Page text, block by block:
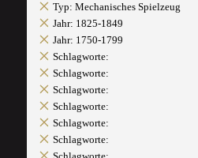
Typ: Mechanisches Spielzeug
Jahr: 1825-1849
Jahr: 1750-1799
Schlagworte:
Schlagworte:
Schlagworte:
Schlagworte:
Schlagworte:
Schlagworte: